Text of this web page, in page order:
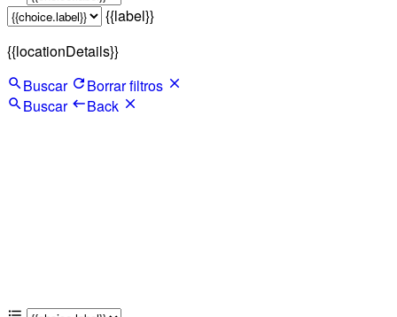
{{label}}
{{locationDetails}}
Buscar
Borrar filtros
Buscar
Back